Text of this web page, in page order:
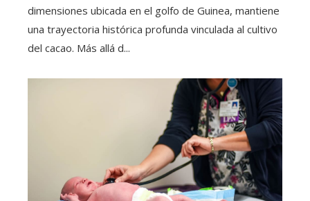
dimensiones ubicada en el golfo de Guinea, mantiene
una trayectoria histórica profunda vinculada al cultivo
del cacao. Más allá d...